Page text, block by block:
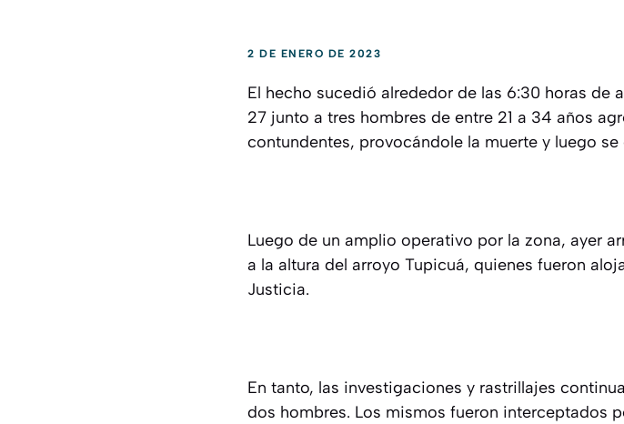
2 DE ENERO DE 2023
El hecho sucedió alrededor de las 6:30 horas de
27 junto a tres hombres de entre 21 a 34 años
contundentes, provocándole la muerte y luego se
Luego de un amplio operativo por la zona, ayer
a la altura del arroyo Tupicuá, quienes fueron
Justicia.
En tanto, las investigaciones y rastrillajes
dos hombres. Los mismos fueron interceptados